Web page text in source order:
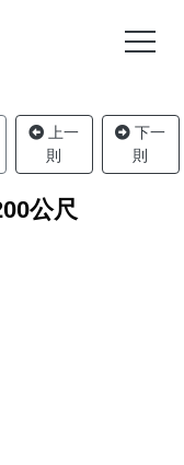
上一
則
下一
則
公尺